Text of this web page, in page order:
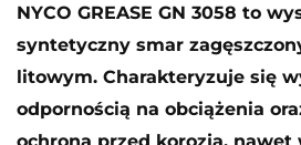
NYCO GREASE GN 3058 to
syntetyczny smar
litowym. Charakteryzuje się
odpornością na obciążenia
ochroną przed korozją, nawet